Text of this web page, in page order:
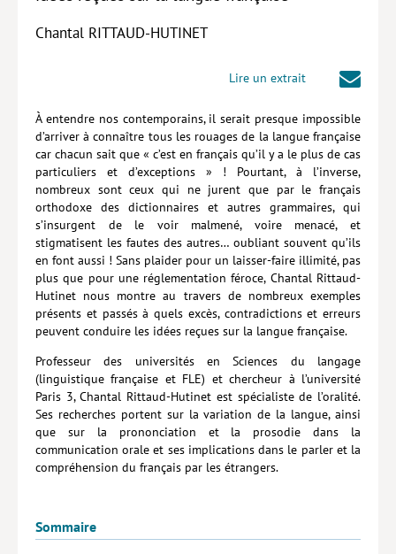
Idées reçues – Corporate
Livres blancs
Hors collection
CONTACT
NEWSLETTER
POLITIQUE DE CONFIDENTIALITÉ
MENTIONS LÉGALES
Chantal RITTAUD-HUTINET
Lire un extrait
À entendre nos contemporains, il serait presque impossible
d’arriver à connaître tous les rouages de la langue française
car chacun sait que « c’est en français qu’il y a le plus de cas
particuliers et d’exceptions » ! Pourtant, à l’inverse,
nombreux sont ceux qui ne jurent que par le français
orthodoxe des dictionnaires et autres grammaires, qui
s’insurgent de le voir malmené, voire menacé, et
stigmatisent les fautes des autres… oubliant souvent qu’ils
en font aussi ! Sans plaider pour un laisser-faire illimité, pas
plus que pour une réglementation féroce, Chantal Rittaud-
Hutinet nous montre au travers de nombreux exemples
présents et passés à quels excès, contradictions et erreurs
peuvent conduire les idées reçues sur la langue française.
Professeur des universités en Sciences du langage
(linguistique française et FLE) et chercheur à l’université
Paris 3, Chantal Rittaud-Hutinet est spécialiste de l’oralité.
Ses recherches portent sur la variation de la langue, ainsi
que sur la prononciation et la prosodie dans la
communication orale et ses implications dans le parler et la
compréhension du français par les étrangers.
Sommaire